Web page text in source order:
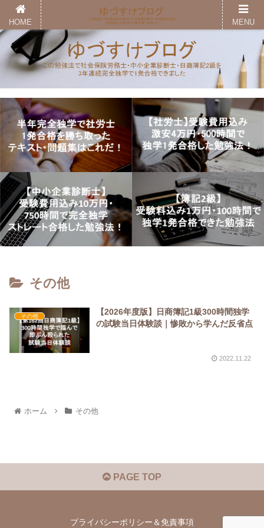
その他
その他
【2026年度版】日商簿記1級300時間独学
の試験当日体験談｜惨敗から学んだ反省点
2022.11.22
ホーム その他
PAGE TOP
プライバシーポリシー＆免責事項
HOME MENU